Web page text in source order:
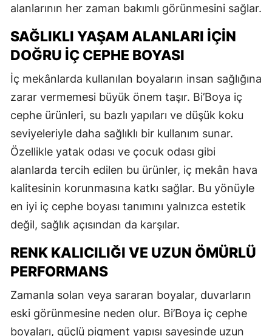
alanlarının her zaman bakımlı görünmesini sağlar.
SAĞLIKLI YAŞAM ALANLARI İÇIN
DOĞRU İÇ CEPHE BOYASI
İç mekânlarda kullanılan boyaların insan sağlığına
zarar vermemesi büyük önem taşır. Bi’Boya iç
cephe ürünleri, su bazlı yapıları ve düşük koku
seviyeleriyle daha sağlıklı bir kullanım sunar.
Özellikle yatak odası ve çocuk odası gibi
alanlarda tercih edilen bu ürünler, iç mekân hava
kalitesinin korunmasına katkı sağlar. Bu yönüyle
en iyi iç cephe boyası tanımını yalnızca estetik
değil, sağlık açısından da karşılar.
RENK KALICILIĞI VE UZUN ÖMÜRLÜ
PERFORMANS
Zamanla solan veya sararan boyalar, duvarların
eski görünmesine neden olur. Bi’Boya iç cephe
boyaları, güçlü pigment yapısı sayesinde uzun